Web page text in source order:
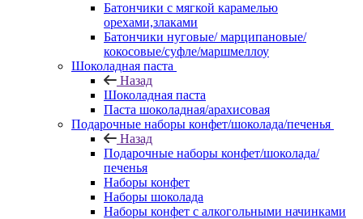
Батончики с мягкой карамелью
орехами,злаками
Батончики нуговые/ марципановые/
кокосовые/суфле/маршмеллоу
Шоколадная паста
Назад
Шоколадная паста
Паста шоколадная/арахисовая
Подарочные наборы конфет/шоколада/печенья
Назад
Подарочные наборы конфет/шоколада/
печенья
Наборы конфет
Наборы шоколада
Наборы конфет с алкогольными начинками